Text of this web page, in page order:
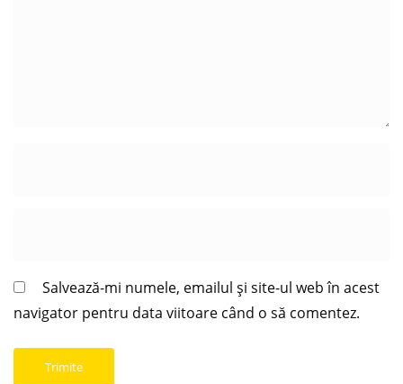
Salvează-mi numele, emailul și site-ul web în acest
navigator pentru data viitoare când o să comentez.